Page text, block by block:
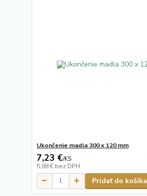
Ukončenie madla 300 x 120 mm
7,23 €/KS
5,88 € bez DPH
Pridať do košíka